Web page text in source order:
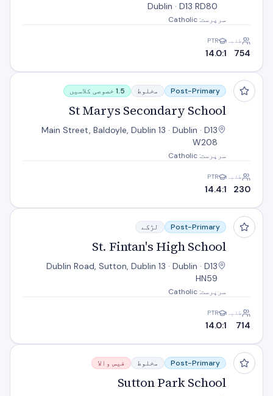
Dublin · D13 RD80
سرپرست: Catholic
طلبہ
754
PTR
14.0:1
St Marys Secondary School
Post-Primary مخلوط 1.5 خصوصی کلاسیں
St Marys Secondary School
Main Street, Baldoyle, Dublin 13 · Dublin · D13
W208
سرپرست: Catholic
طلبہ
230
PTR
14.4:1
St. Fintan's High School
Post-Primary لڑکے
St. Fintan's High School
Dublin Road, Sutton, Dublin 13 · Dublin · D13
HN59
سرپرست: Catholic
طلبہ
714
PTR
14.0:1
Sutton Park School
Post-Primary مخلوط فیس والا
Sutton Park School